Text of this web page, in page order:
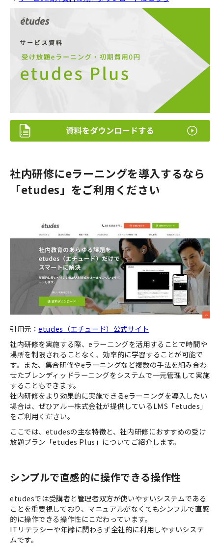
社内研修にeラーニングを導入するなら
「etudes」をご利用ください
引用元：etudes（エチュード）公式サイト
社内研修を実施する際、eラーニングを活用することで時間や
場所を制限されることなく、効率的に学習することが可能で
す。また、集合研修やeラーニングなど複数の手法を組み合わ
せたブレンディッドラーニングをシステムで一元管理して実施
することもできます。
社内研修をより効果的に実施できるeラーニングを導入したい
場合は、ぜひアルー株式会社が提供しているLMS「etudes」
をご利用ください。
ここでは、etudesの主な特徴と、社内研修におすすめの受け
放題プラン「etudes Plus」についてご紹介します。
シンプルで直感的に操作できる操作性
etudesでは受講者と管理者双方が使いやすいシステムである
ことを重要視しており、マニュアルがなくてもシンプルで直感
的に操作できる操作性にこだわっています。
ITリテラシーや年齢に関わらず全社的に利用しやすいシステ
ムです。